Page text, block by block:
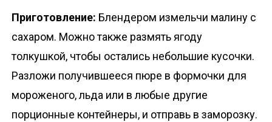
Приготовление: Блендером измельчи малину с
сахаром. Можно также размять ягоду
толкушкой, чтобы остались небольшие кусочки.
Разложи получившееся пюре в формочки для
мороженого, льда или в любые другие
порционные контейнеры, и отправь в заморозку.